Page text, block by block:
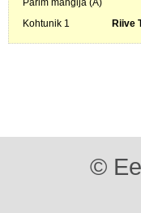
Parim mängija (A)
Kohtunik 1
Riive
©